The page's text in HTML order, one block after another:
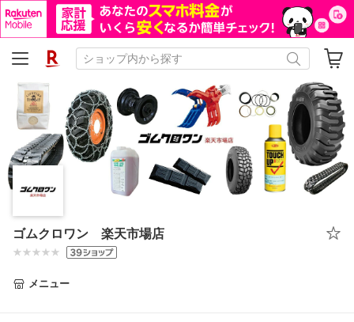
ゴムクロワン 楽天市場店
メニュー